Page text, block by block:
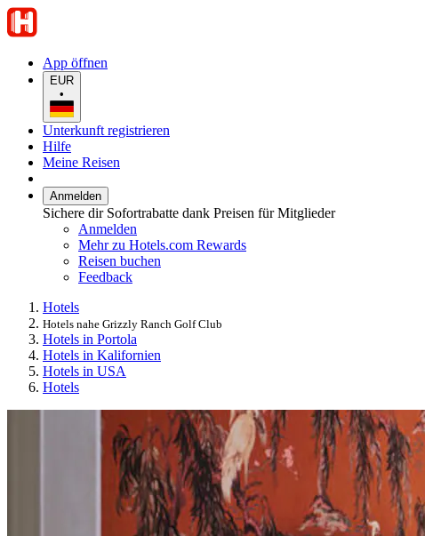
App öffnen
EUR
•
Unterkunft registrieren
Hilfe
Meine Reisen
Anmelden
Sichere dir Sofortrabatte dank Preisen für Mitglieder
Anmelden
Mehr zu Hotels.com Rewards
Reisen buchen
Feedback
Hotels
Hotels nahe Grizzly Ranch Golf Club
Hotels in Portola
Hotels in Kalifornien
Hotels in USA
Hotels